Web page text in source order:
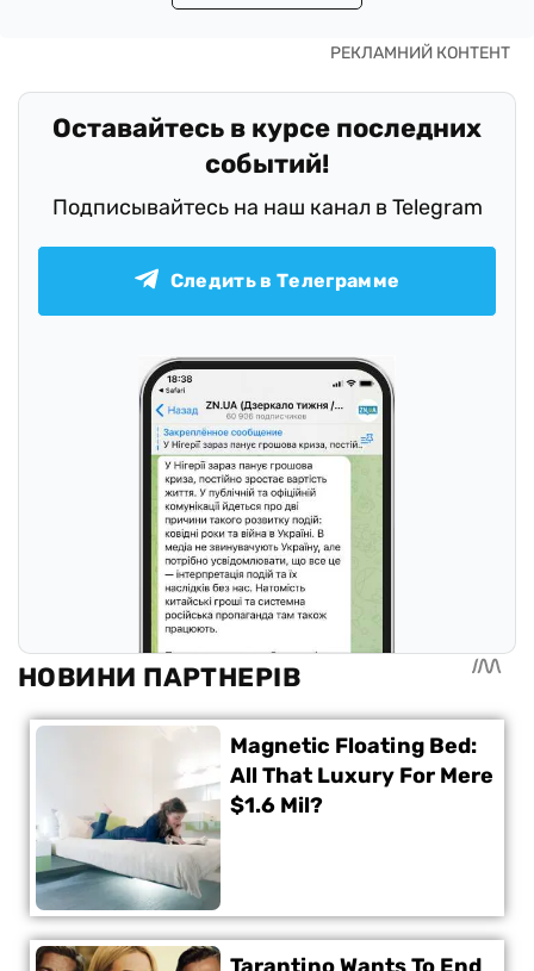
Оставайтесь в курсе последних
событий!
Подписывайтесь на наш канал в Telegram
Следить в Телеграмме